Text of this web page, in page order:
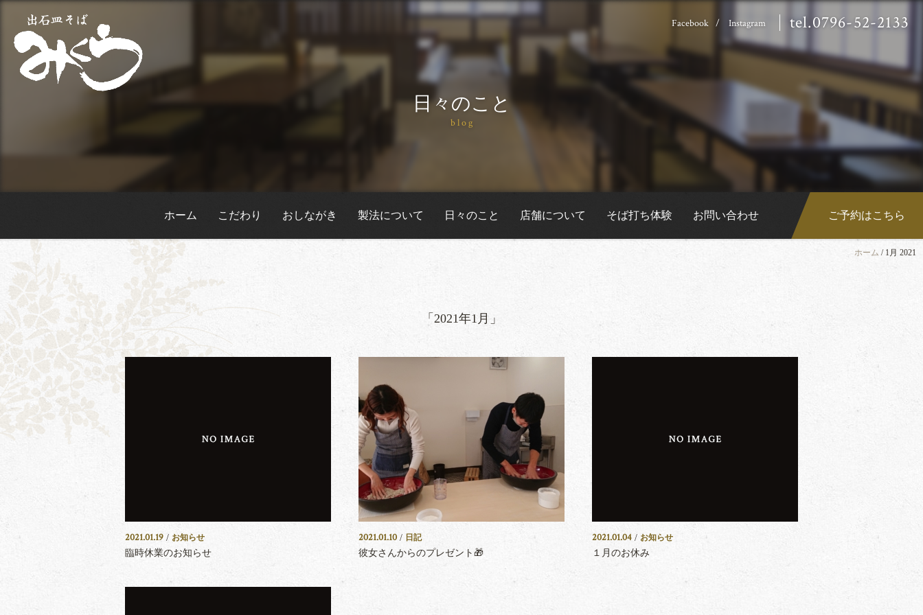
日々のこと
blog
Facebook Instagram tel.0796-52-2133
ホーム こだわり おしながき 製法について 日々のこと 店舗について そば打ち体験 お問い合わせ ご予約はこちら
ホーム / 1月 2021
「2021年1月」
2021.01.19 / お知らせ
臨時休業のお知らせ
2021.01.10 / 日記
彼女さんからのプレゼント🎁
2021.01.04 / お知らせ
１月のお休み